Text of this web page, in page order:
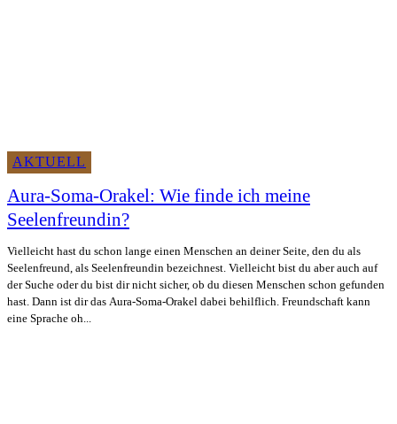
AKTUELL
Aura-Soma-Orakel: Wie finde ich meine
Seelenfreundin?
Vielleicht hast du schon lange einen Menschen an deiner Seite, den du als
Seelenfreund, als Seelenfreundin bezeichnest. Vielleicht bist du aber auch auf
der Suche oder du bist dir nicht sicher, ob du diesen Menschen schon gefunden
hast. Dann ist dir das Aura-Soma-Orakel dabei behilflich. Freundschaft kann
eine Sprache oh...